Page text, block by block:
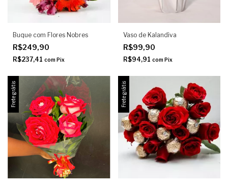
Buque com Flores Nobres
R$249,90
R$237,41 com Pix
Vaso de Kalandiva
R$99,90
R$94,91 com Pix
Frete grátis Frete grátis